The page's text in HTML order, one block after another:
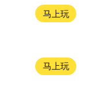
马上玩
马上玩